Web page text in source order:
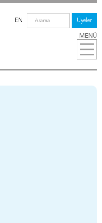
MENÜ
EN Üyeler